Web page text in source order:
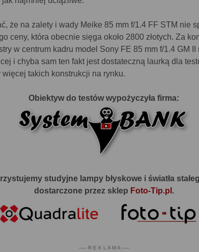
że na zalety i wady Meike 85 mm f/1.4 FF STM nie
ceny, która obecnie sięga około 2800 złotych. Za
w centrum kadru model Sony FE 85 mm f/1.4 GM II
i chyba sam ten fakt jest dostateczną laurką dla
więcej takich konstrukcji na rynku.
Obiektyw do testów wypożyczyła firma:
studyjne lampy błyskowe i światła
dostarczone przez sklep Foto-Tip.pl .
----- R E K L A M A -----